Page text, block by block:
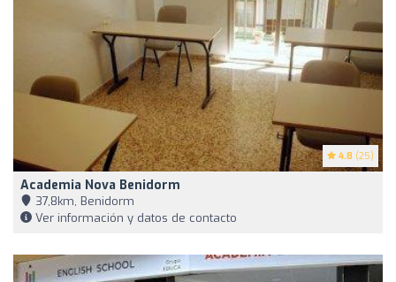
4.8 (25)
Academia Nova Benidorm
37,8km, Benidorm
Ver información y datos de contacto